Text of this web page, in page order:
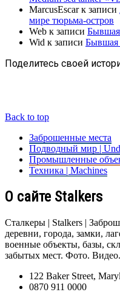
MarcusEscarк записи
мире тюрьма-остров
Web к записи Бывшая
Wid к записи Бывшая
Поделитесь своей
Back to top
Заброшенные места
Подводный мир |
Промышленные
Техника | Machines
О сайте Stalkers
Сталкеры | Stalkers |
деревни, города, замки,
военные объекты, базы,
забытых мест. Фото. Видео.
122 Baker Street,
0870 911 0000